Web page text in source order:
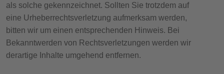
als solche gekennzeichnet. Sollten Sie trotzdem auf
eine Urheberrechtsverletzung aufmerksam werden,
bitten wir um einen entsprechenden Hinweis. Bei
Bekanntwerden von Rechtsverletzungen werden wir
derartige Inhalte umgehend entfernen.